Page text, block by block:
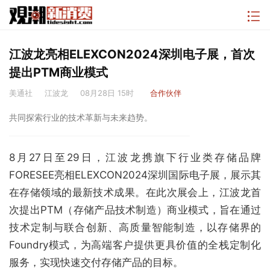
江波龙亮相ELEXCON2024深圳电子展，首次
提出PTM商业模式
美通社 江波龙 08月28日 15时 合作伙伴
共同探索行业的技术革新与未来趋势。
8月27日至29日，江波龙携旗下行业类存储品牌
FORESEE亮相ELEXCON2024深圳国际电子展，展示其
在存储领域的最新技术成果。在此次展会上，江波龙首
次提出PTM（存储产品技术制造）商业模式，旨在通过
技术定制与联合创新、高质量智能制造，以存储界的
Foundry模式，为高端客户提供更具价值的全栈定制化
服务，实现快速交付存储产品的目标。